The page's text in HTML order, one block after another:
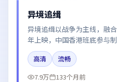
异境追缉
异境追缉以战争为主线，融
年上映，中国香港班底参与
肖战在片中呈现细腻表演，
强化了情绪曲线。
高清
流畅
7.9万
133个月前